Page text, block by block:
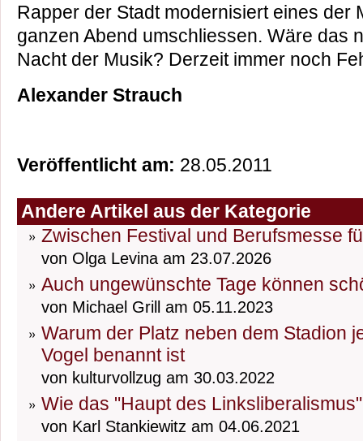
Rapper der Stadt modernisiert eines der
ganzen Abend umschliessen. Wäre das
Nacht der Musik? Derzeit immer noch
Alexander Strauch
Veröffentlicht am: 28.05.2011
Andere Artikel aus der Kategorie
Zwischen Festival und Berufsmesse
von Olga Levina am 23.07.2026
Auch ungewünschte Tage können
von Michael Grill am 05.11.2023
Warum der Platz neben dem Stadion
Vogel benannt ist
von kulturvollzug am 30.03.2022
Wie das "Haupt des
von Karl Stankiewitz am 04.06.2021